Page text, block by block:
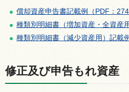
償却資産申告書記載例（PDF：
種類別明細書（増加資産・全資産
種類別明細書（減少資産用）記載
修正及び申告もれ資産